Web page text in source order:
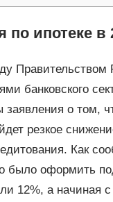
по ипотеке в
Правительством
банковского
заявления о том,
резкое
Как
было оформить
12%, а начиная с